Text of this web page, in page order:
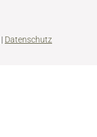
| Datenschutz